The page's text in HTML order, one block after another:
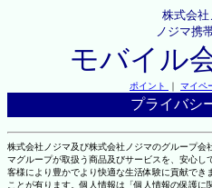
株式会社
ノジマ携
モバイル
ポイント ｜ マイペ
プライバシ
株式会社ノジマ及び株式会社ノジマのグループ会
マグループが取扱う商品及びサービスを、安心
客様により豊かでより快適な生活体験に貢献でき
ことが有ります。個人情報は「個人情報の保護